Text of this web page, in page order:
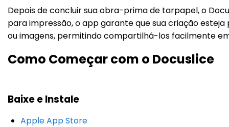
Depois de concluir sua obra-prima de tarpapel, o
para impressão, o app garante que sua criação
ou imagens, permitindo compartilhá-los facilmente
Como Começar com o Docuslice
Baixe e Instale
Apple App Store